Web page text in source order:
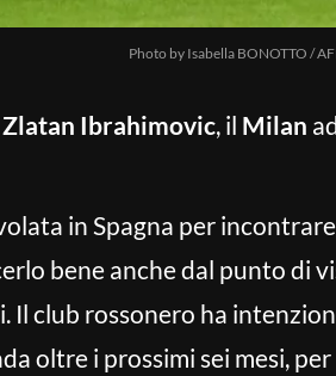
Photo by Isabella BONOTTO /
Zlatan Ibrahimovic, il Milan
in Spagna per
bene anche dal punto di
Il club rossonero ha
oltre i prossimi sei mesi, per